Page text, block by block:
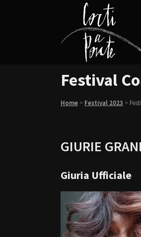
Festival
Home > Festival 2023 >
GIURIE
Giuria Ufficiale